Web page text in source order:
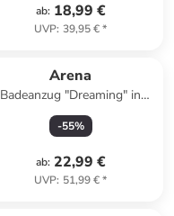
ab: 18,99 €
UVP: 39,95 €*
Arena
Badeanzug "Dreaming" in
Schwarz
-55%
ab: 22,99 €
UVP: 51,99 €*